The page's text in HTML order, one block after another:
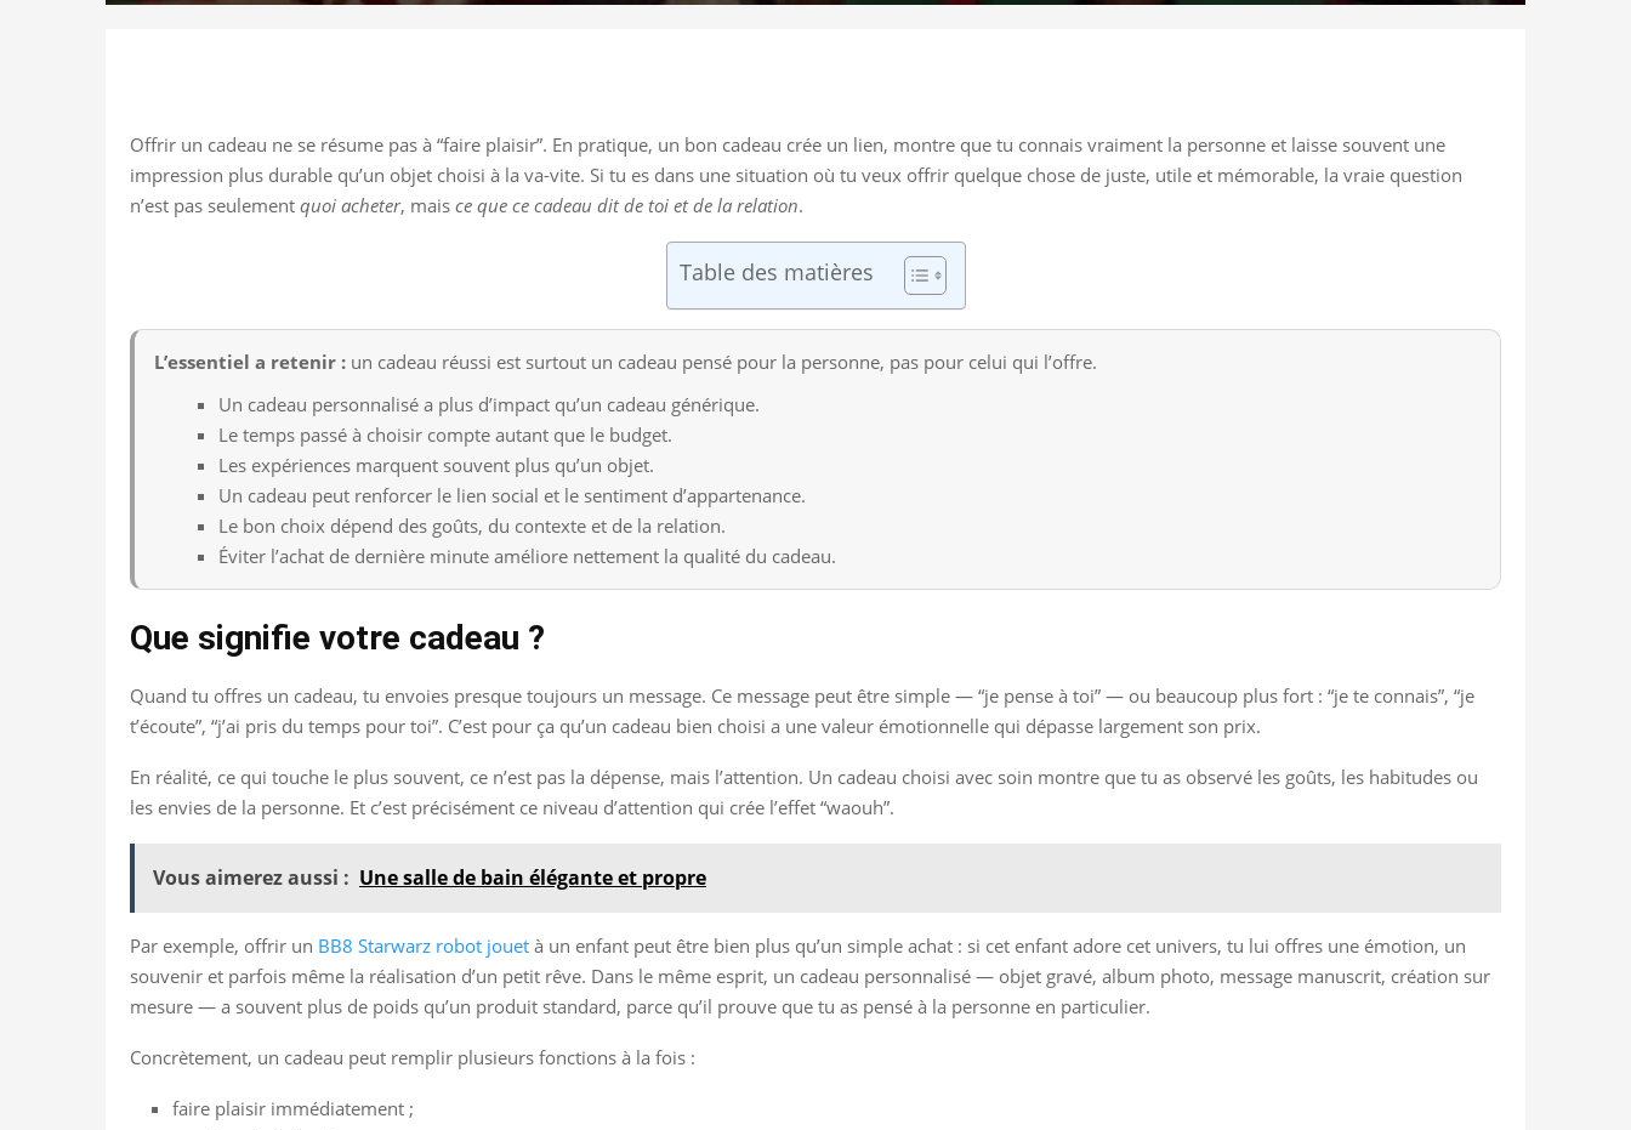
Offrir un cadeau ne se résume pas à “faire plaisir”. En pratique, un bon cadeau crée un lien, montre que tu connais vraiment la personne et laisse souvent une
impression plus durable qu’un objet choisi à la va-vite. Si tu es dans une situation où tu veux offrir quelque chose de juste, utile et mémorable, la vraie question
n’est pas seulement quoi acheter, mais ce que ce cadeau dit de toi et de la relation.
Table des matières
L’essentiel a retenir : un cadeau réussi est surtout un cadeau pensé pour la personne, pas pour celui qui l’offre.
Un cadeau personnalisé a plus d’impact qu’un cadeau générique.
Le temps passé à choisir compte autant que le budget.
Les expériences marquent souvent plus qu’un objet.
Un cadeau peut renforcer le lien social et le sentiment d’appartenance.
Le bon choix dépend des goûts, du contexte et de la relation.
Éviter l’achat de dernière minute améliore nettement la qualité du cadeau.
Que signifie votre cadeau ?
Quand tu offres un cadeau, tu envoies presque toujours un message. Ce message peut être simple — “je pense à toi” — ou beaucoup plus fort : “je te connais”, “je
t’écoute”, “j’ai pris du temps pour toi”. C’est pour ça qu’un cadeau bien choisi a une valeur émotionnelle qui dépasse largement son prix.
En réalité, ce qui touche le plus souvent, ce n’est pas la dépense, mais l’attention. Un cadeau choisi avec soin montre que tu as observé les goûts, les habitudes ou
les envies de la personne. Et c’est précisément ce niveau d’attention qui crée l’effet “waouh”.
Vous aimerez aussi : Une salle de bain élégante et propre
Par exemple, offrir un BB8 Starwarz robot jouet à un enfant peut être bien plus qu’un simple achat : si cet enfant adore cet univers, tu lui offres une émotion, un
souvenir et parfois même la réalisation d’un petit rêve. Dans le même esprit, un cadeau personnalisé — objet gravé, album photo, message manuscrit, création sur
mesure — a souvent plus de poids qu’un produit standard, parce qu’il prouve que tu as pensé à la personne en particulier.
Concrètement, un cadeau peut remplir plusieurs fonctions à la fois :
faire plaisir immédiatement ;